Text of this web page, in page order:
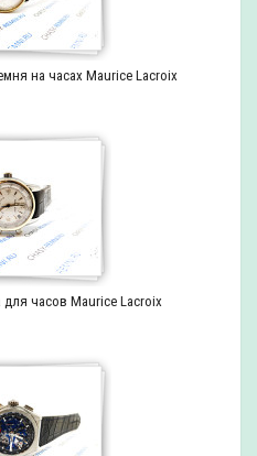
на часах Maurice Lacroix
часов Maurice Lacroix